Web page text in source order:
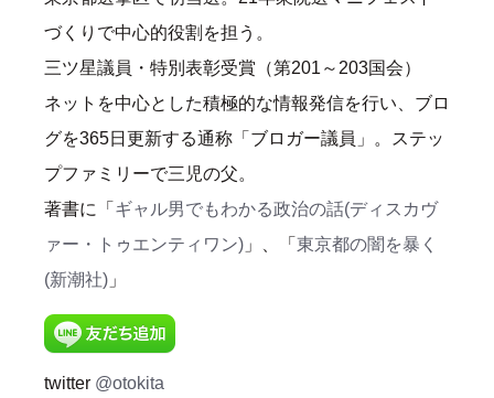
づくりで中心的役割を担う。
三ツ星議員・特別表彰受賞（第201～203国会）
ネットを中心とした積極的な情報発信を行い、ブロ
グを365日更新する通称「ブロガー議員」。ステッ
プファミリーで三児の父。
著書に「 ギャル男でもわかる政治の話(ディスカヴ
ァー・トゥエンティワン) 」、「 東京都の闇を暴く
(新潮社) 」
twitter @otokita